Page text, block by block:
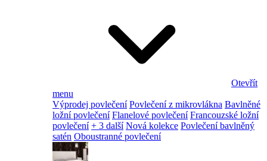
Otevřít
menu
Výprodej povlečení Povlečení z mikrovlákna Bavlněné
ložní povlečení Flanelové povlečení Francouzské ložní
povlečení + 3 další Nová kolekce Povlečení bavlněný
satén Oboustranné povlečení